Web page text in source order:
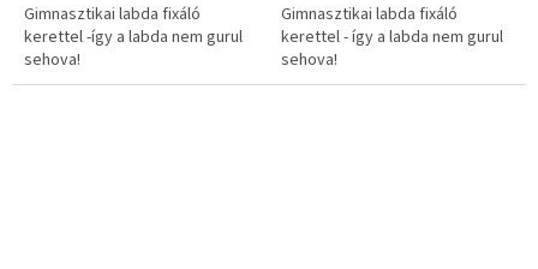
Gimnasztikai labda fixáló
kerettel -így a labda nem gurul
sehova!
Gimnasztikai labda fixáló
kerettel - így a labda nem gurul
sehova!